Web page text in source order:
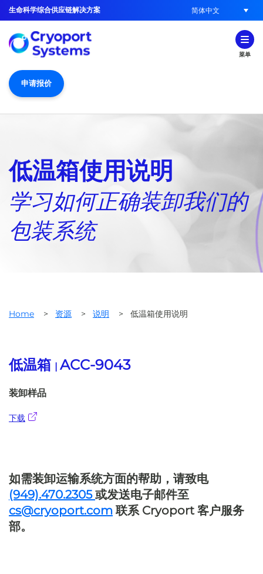
生命科学综合供应链解决方案 简体中文
菜单
申请报价
低温箱使用说明
学习如何正确装卸我们的
包装系统
Home > 资源 > 说明 > 低温箱使用说明
低温箱 | ACC-9043
装卸样品
下载
如需装卸运输系统方面的帮助，请致电
(949).470.2305或发送电子邮件至
cs@cryoport.com 联系 Cryoport 客户服务
部。